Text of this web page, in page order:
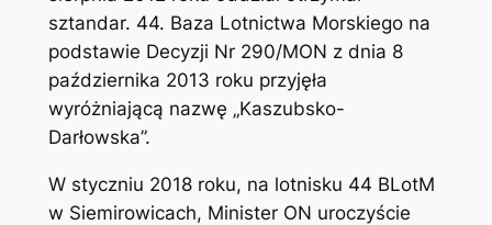
sztandar. 44. Baza Lotnictwa Morskiego na
podstawie Decyzji Nr 290/MON z dnia 8
października 2013 roku przyjęła
wyróżniającą nazwę „Kaszubsko-
Darłowska”.
W styczniu 2018 roku, na lotnisku 44 BLotM
w Siemirowicach, Minister ON uroczyście